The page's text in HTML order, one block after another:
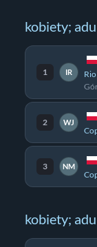
kobiety;
1 IR
2 WJ
3 NM
kobiety;